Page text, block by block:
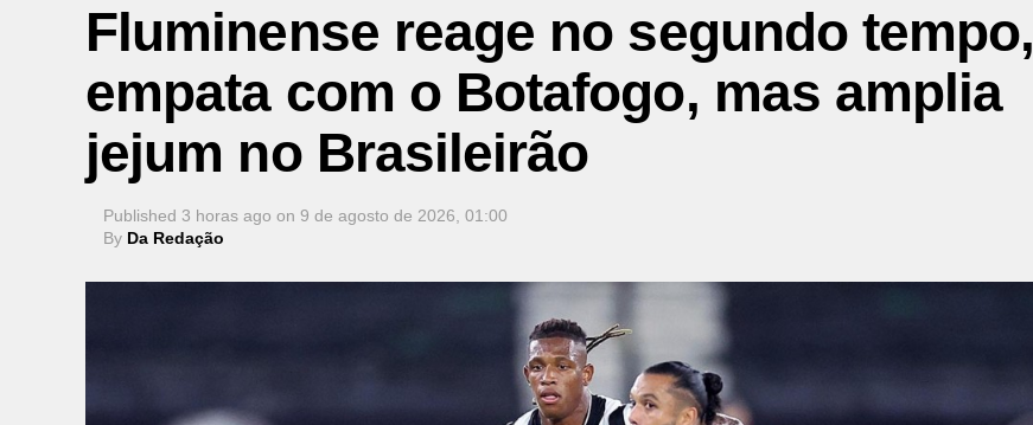
Fluminense reage no segundo tempo,
empata com o Botafogo, mas amplia
jejum no Brasileirão
Published 3 horas ago on 9 de agosto de 2026, 01:00
By Da Redação